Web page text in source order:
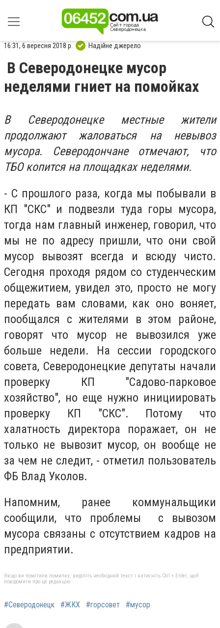
16:31, 6 вересня 2018 р. Надійне джерело
В Северодонецке мусор
неделями гниет на помойках
В Северодонецке местные жители
продолжают жаловаться на невывоз
мусора. Северодончане отмечают, что
ТБО копится на площадках неделями.
- С прошлого раза, когда мы побывали в
КП "СКС" и подвезли туда горы мусора,
тогда нам главный инженер, говорил, что
мы не по адресу пришли, что они свой
мусор вывозят всегда и всюду чисто.
Сегодня проходя рядом со студенческим
общежитием, увидел это, просто не могу
передать вам словами, как оно воняет,
пообщался с жителями в этом районе,
говорят что мусор не вывозился уже
больше недели. На сессии городского
совета, Северодонецкие депутаты начали
проверку КП "Садово-парковое
хозяйство", но еще нужно инициировать
проверку КП "СКС". Потому что
халатность директора поражает, он не
только не вывозит мусор, он вообще не
за чем не следит, - отметил пользователь
ФБ Влад Уколов.
Напомним, ранее коммунальщики
сообщили, что проблемы с вывозом
мусора связаны с отсутствием кадров на
предприятии.
Якщо ви помітили помилку, виділіть необхідний текст і натисніть Ctrl + Enter, щоб
повідомити про це редакцію
#Северодонецк #ЖКХ #горсовет #мусор